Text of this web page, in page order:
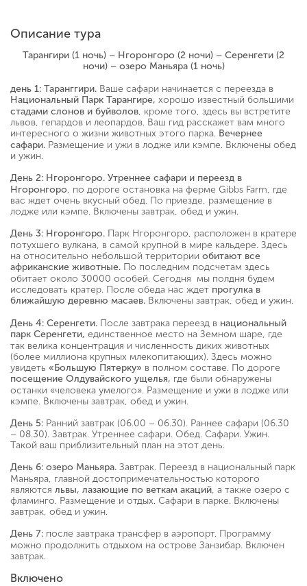
Описание тура
Тарангири (1 ночь) – Нгоронгоро (2 ночи) – Серенгети (2
ночи) – озеро Маньяра (1 ночь)
день 1: Таранггири. Ваше сафари начинается с переезда в
Национальный Парк Тарангире, хорошо известный большими
стадами слонов и буйволов, кроме того, здесь вы встретите
львов, гепардов и леопардов. Ваш гид расскажет вам много
интересного о жизни животных этого парка. Вечернее
сафари. Размещение и ужи в лодже или кэмпе. Включены обед
и ужин.
День 2: Нгоронгоро. Утреннее сафари и переезд в
Нгоронгоро, по дороге остановка на ферме Gibbs Farm, где
вас ждет очень вкусный обед. По приезде, размещение в
лодже или кэмпе. Включены завтрак, обед и ужин.
День 3: Нгоронгоро. Парк Нгоронгоро, расположен в кратере
потухшего вулкана, в самой крупной в мире кальдере. Здесь
на относительно небольшой территории обитают все
африканские животные. По последним подсчетам здесь
обитает около 30000 особей. Сегодня мы полдня будем
исследовать кратер. После обеда нас ждет прогулка в
ближайшую деревню масаев. Включены завтрак, обед и ужин.
День 4: Серенгети. После завтрака переезд в национальный
парк Серенгети, единственное место на Земном шаре, где
так велика концентрация и численность диких животных
(более миллиона крупных млекопитающих). Здесь можно
увидеть «Большую Пятерку» в полном составе. По дороге
посещение Олдувайского ущелья, где были обнаружены
останки «человека умелого». Размещение и ужи в лодже или
кэмпе. Включены завтрак, обед и ужин.
День 5: Ранний завтрак (06.00 – 06.30). Раннее сафари (06.30
– 08.30). Завтрак. Утреннее сафари. Обед. Сафари. Ужин.
Такой ваш приблизительный план на этот день.
День 6: озеро Маньяра. Завтрак. Переезд в национальный парк
Маньяра, главной достопримечательностью которого
являются львы, лазающие по веткам акаций, а также озеро с
фламинго. Размещение и отдых. Сафари в парке. Включены
завтрак, обед и ужин.
День 7: после завтрака трансфер в аэропорт. Программу
можно продолжить отдыхом на острове Занзибар. Включен
завтрак.
Включено